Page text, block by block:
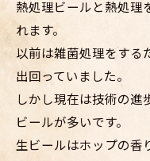
熱処理ビールと熱処理
れます。
以前は雑菌処理をする
出回っていました。
しかし現在は技術の進
ビールが多いです。
生ビールはホップの香